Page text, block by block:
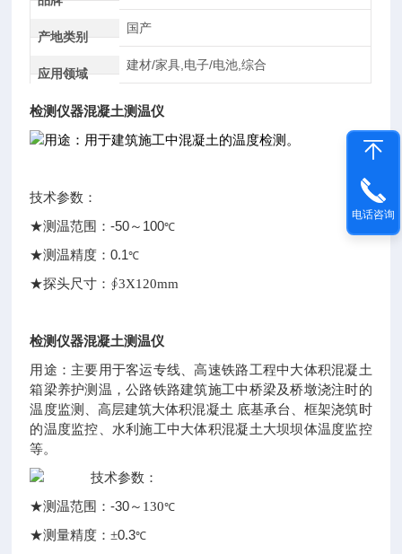
产地类别
国产
应用领域
建材/家具,电子/电池,综合
检测仪器混凝土测温仪
用途：用于建筑施工中混凝土的温度检测。
技术参数：
★测温范围：-50～ 100℃
★测温精度：0.1℃
★探头尺寸： ∮3X120mm
检测仪器混凝土测温仪
用途：主要用于客运专线、高速铁路工程中大体积混凝土
箱梁养护测温，公路铁路建筑施工中桥梁及桥墩浇注时的
温度监测、高层建筑大体积混凝土 底基承台、框架浇筑时
的温度监控、水利施工中大体积混凝土大坝坝体温度监控
等。
技术参数：
★测温范围：-30～130℃
★测量精度：±0.3℃
电话咨询